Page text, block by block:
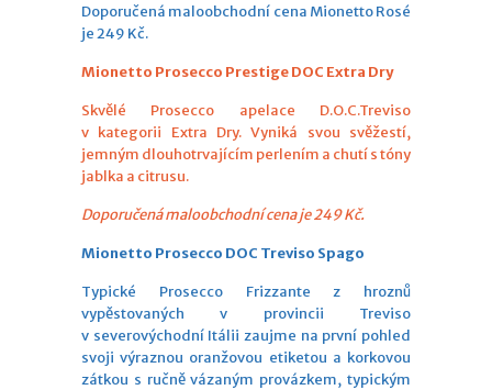
Doporučená maloobchodní cena Mionetto Rosé
je 249 Kč.
Mionetto Prosecco Prestige DOC Extra Dry
Skvělé Prosecco apelace D.O.C.Treviso
v kategorii Extra Dry. Vyniká svou svěžestí,
jemným dlouhotrvajícím perlením a chutí s tóny
jablka a citrusu.
Doporučená maloobchodní cena je 249 Kč.
Mionetto Prosecco DOC Treviso Spago
Typické Prosecco Frizzante z hroznů
vypěstovaných v provincii Treviso
v severovýchodní Itálii zaujme na první pohled
svoji výraznou oranžovou etiketou a korkovou
zátkou s ručně vázaným provázkem, typickým